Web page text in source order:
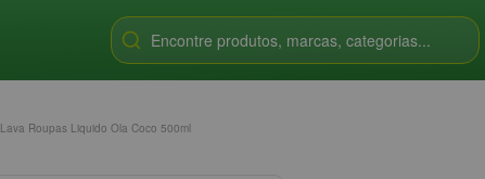
Encontre produtos, marcas, categorias...
Lava Roupas Liquido Ola Coco 500ml